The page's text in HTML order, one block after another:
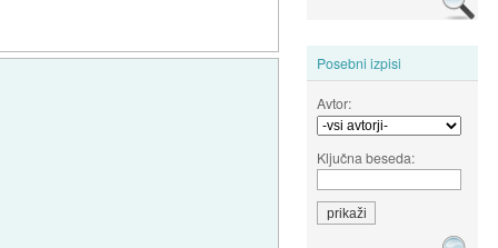
Posebni izpisi
Avtor:
Ključna beseda: